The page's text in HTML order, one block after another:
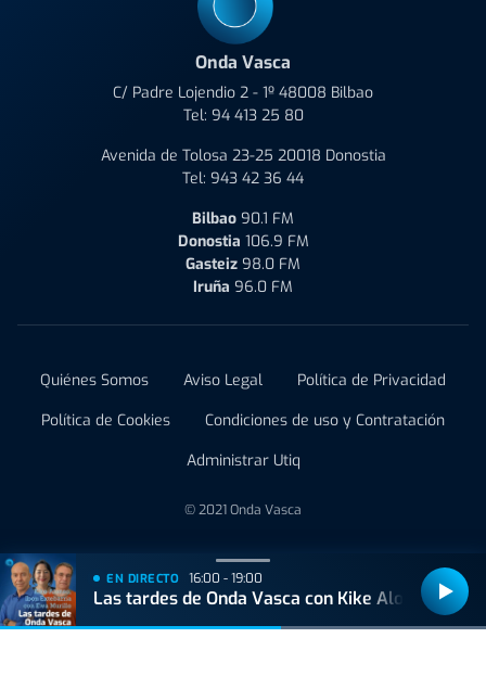
Onda Vasca
C/ Padre Lojendio 2 - 1º 48008 Bilbao
Tel: 94 413 25 80
Avenida de Tolosa 23-25 20018 Donostia
Tel: 943 42 36 44
Bilbao 90.1 FM
Donostia 106.9 FM
Gasteiz 98.0 FM
Iruña 96.0 FM
Quiénes Somos Aviso Legal
Política de Privacidad
Política de Cookies
Condiciones de uso y Contratación
Administrar Utiq
© 2021 Onda Vasca
EN DIRECTO 16:00 - 19:00
Las tardes de Onda Vasca con Kike Alonso